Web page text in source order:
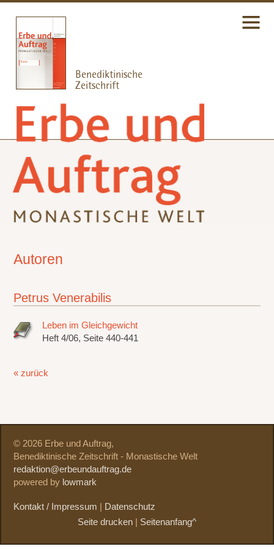
Autoren
Petrus Venerabilis
Leben im Gleichgewicht
Heft 4/06, Seite 440-441
« zurück
© 2026 Erbe und Auftrag,
Benediktinische Zeitschrift - Monastische Welt
redaktion@erbeundauftrag.de
powered by lowmark
Kontakt / Impressum
Datenschutz
Seite drucken
Seitenanfang^